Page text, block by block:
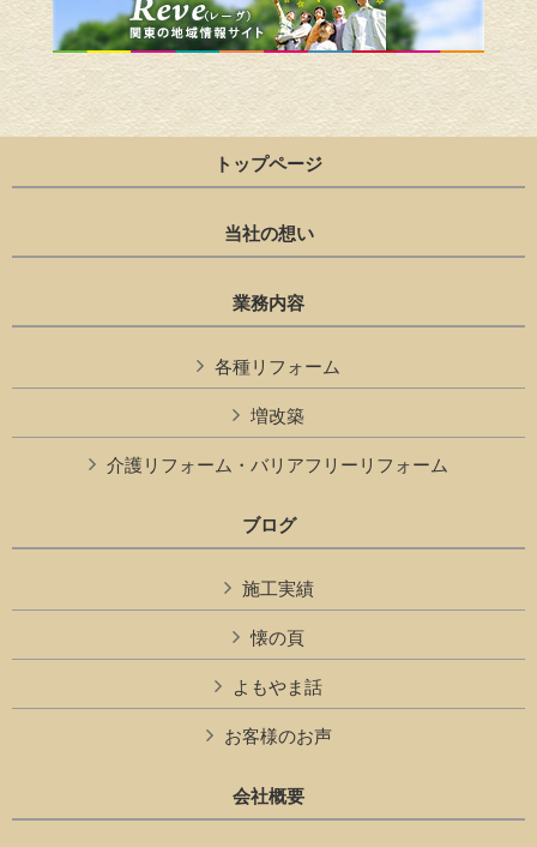
トップページ
当社の想い
業務内容
各種リフォーム
増改築
介護リフォーム・バリアフリーリフォーム
ブログ
施工実績
懐の頁
よもやま話
お客様のお声
会社概要